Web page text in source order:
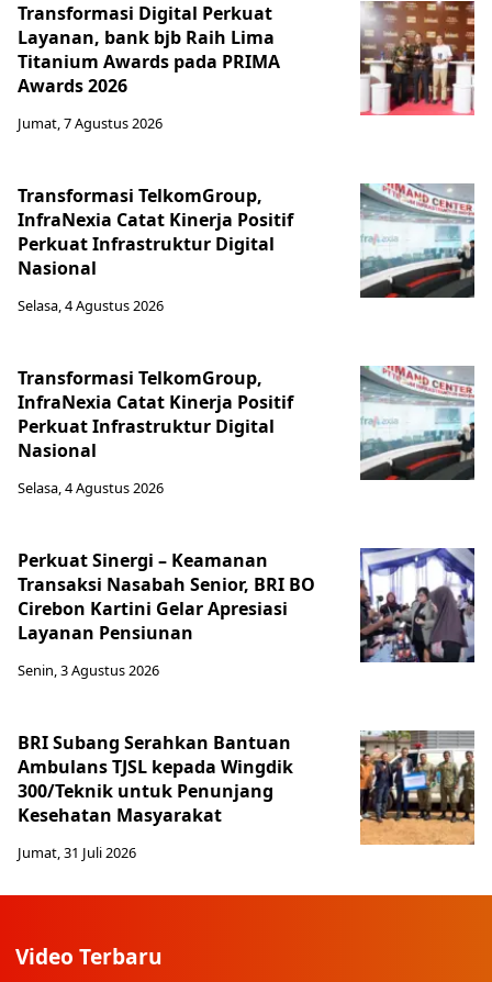
Transformasi Digital Perkuat
Layanan, bank bjb Raih Lima
Titanium Awards pada PRIMA
Awards 2026
Jumat, 7 Agustus 2026
Transformasi TelkomGroup,
InfraNexia Catat Kinerja Positif
Perkuat Infrastruktur Digital
Nasional
Selasa, 4 Agustus 2026
Transformasi TelkomGroup,
InfraNexia Catat Kinerja Positif
Perkuat Infrastruktur Digital
Nasional
Selasa, 4 Agustus 2026
Perkuat Sinergi – Keamanan
Transaksi Nasabah Senior, BRI BO
Cirebon Kartini Gelar Apresiasi
Layanan Pensiunan
Senin, 3 Agustus 2026
BRI Subang Serahkan Bantuan
Ambulans TJSL kepada Wingdik
300/Teknik untuk Penunjang
Kesehatan Masyarakat ​
Jumat, 31 Juli 2026
Video Terbaru